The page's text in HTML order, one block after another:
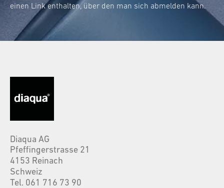
einen Link enthalten, über den man sich abmelden kann.
Diaqua AG
Pfeffingerstrasse 21
4153 Reinach
Schweiz
Tel. 061 716 73 90